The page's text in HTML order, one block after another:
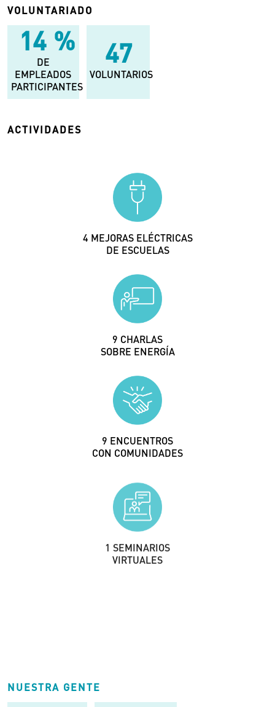
VOLUNTARIADO
25 %
DE
EMPLEADOS
PARTICIPANTES
87
VOLUNTARIOS
ACTIVIDADES
8 MEJORAS ELÉCTRICAS
DE ESCUELAS
16 CHARLAS
SOBRE ENERGÍA
17 ENCUENTROS
CON COMUNIDADES
2 SEMINARIOS
VIRTUALES
NUESTRA GENTE